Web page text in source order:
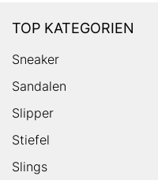
TOP KATEGORIEN
Sneaker
Sandalen
Slipper
Stiefel
Slings